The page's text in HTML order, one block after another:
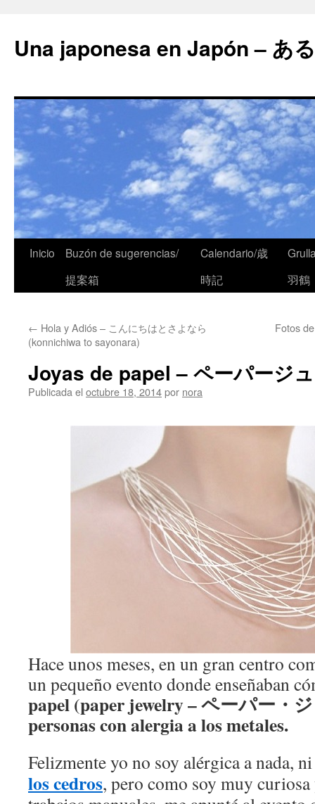
Una japonesa en Japón – あ
Inicio
Buzón de sugerencias/
提案箱
Calendario/歳
時記
羽鶴
← Hola y Adiós – こんにちはとさよなら
(konnichiwa to sayonara)
Fotos
Joyas de papel – ペーパージ
Publicada el octubre 18, 2014por nora
Hace unos meses, en un gran centro
un pequeño evento donde enseñaban
papel (paper jewelry – ペーパー・
personas con alergia a los metales.
Felizmente yo no soy alérgica a nada,
los cedros, pero como soy muy